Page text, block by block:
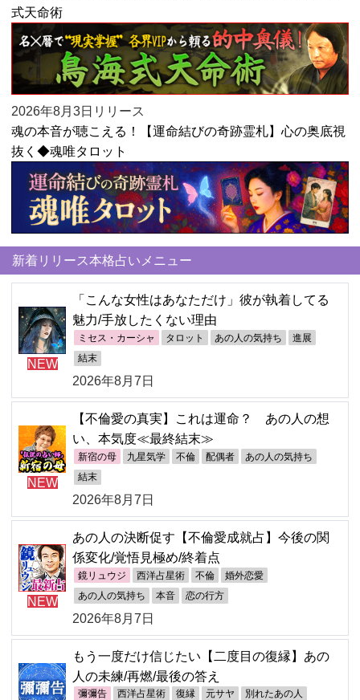
式天命術
2026年8月3日リリース
魂の本音が聴こえる！【運命結びの奇跡霊札】心の奥底視
抜く◆魂唯タロット
新着リリース本格占いメニュー
NEW
「こんな女性はあなただけ」彼が執着してる
魅力/手放したくない理由
ミセス・カーシャ タロット あの人の気持ち 進展
結末
2026年8月7日
NEW
【不倫愛の真実】これは運命？ あの人の想
い、本気度≪最終結末≫
新宿の母 九星気学 不倫 配偶者 あの人の気持ち
結末
2026年8月7日
NEW
あの人の決断促す【不倫愛成就占】今後の関
係変化/覚悟見極め/終着点
鏡リュウジ 西洋占星術 不倫 婚外恋愛
あの人の気持ち 本音 恋の行方
2026年8月7日
もう一度だけ信じたい【二度目の復縁】あの
人の未練/再燃/最後の答え
彌彌告 西洋占星術 復縁 元サヤ 別れたあの人